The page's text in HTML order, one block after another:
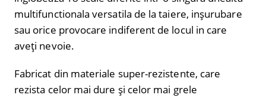
multifunctionala versatila de la taiere, inșurubare
sau orice provocare indiferent de locul in care
aveți nevoie.
Fabricat din materiale super-rezistente, care
rezista celor mai dure și celor mai grele